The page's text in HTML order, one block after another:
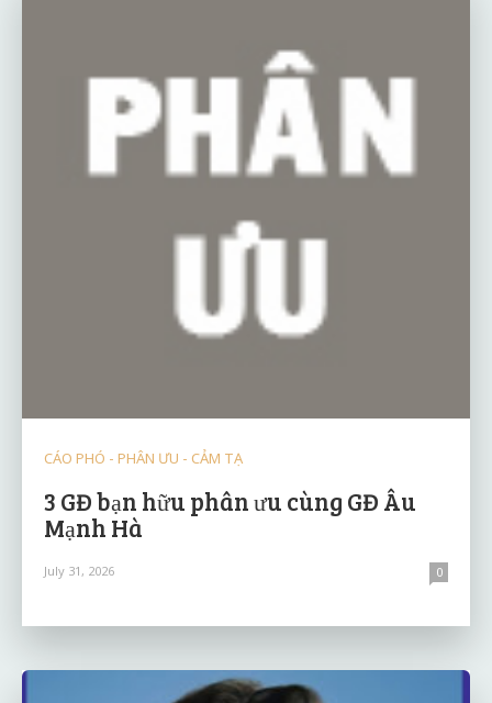
CÁO PHÓ - PHÂN ƯU - CẢM TẠ
3 GĐ bạn hữu phân ưu cùng GĐ Âu
Mạnh Hà
July 31, 2026 0